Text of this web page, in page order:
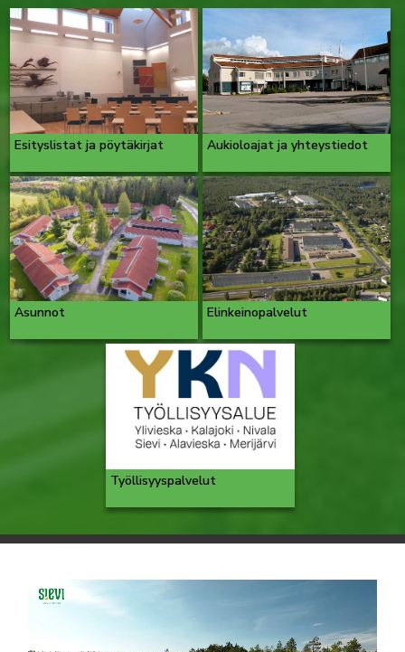
Esityslistat ja pöytäkirjat Aukioloajat ja yhteystiedot
Asunnot Elinkeinopalvelut
Työllisyyspalvelut